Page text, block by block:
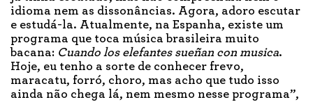
idioma nem as dissonâncias. Agora, adoro escutar
e estudá-la. Atualmente, na Espanha, existe um
programa que toca música brasileira muito
bacana: Cuando los elefantes sueñan con musica.
Hoje, eu tenho a sorte de conhecer frevo,
maracatu, forró, choro, mas acho que tudo isso
ainda não chega lá, nem mesmo nesse programa”,